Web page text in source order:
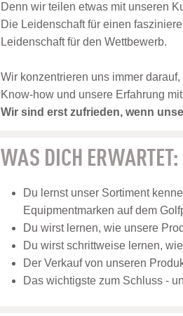
Denn wir teilen etwas mit unseren
Die Leidenschaft für einen
Leidenschaft für den Wettbewerb.
Wir konzentrieren uns immer
Know-how und unsere Erfahrung
Wir sind erst zufrieden, wenn
WAS DICH ERWARTET:
Du lernst unser Sortiment
Equipmentmarken auf dem
Du wirst lernen, wie unsere
Du wirst schrittweise lernen,
Der Verkauf von unseren
Das wichtigste zum Schluss -